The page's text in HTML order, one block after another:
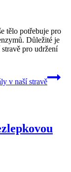
tělo potřebuje pro
Důležité je
pro udržení
v naší stravě